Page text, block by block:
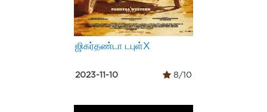
ஜிகர்தண்டா டபுள்X
2023-11-10 8/10